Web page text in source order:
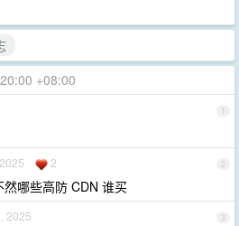
+08:00
1
2
2
哪些高防 CDN 谁买
3
2025